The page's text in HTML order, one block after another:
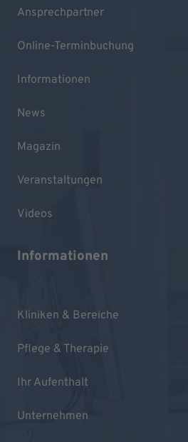
Ansprechpartner
Online-Terminbuchung
Informationen
News
Magazin
Veranstaltungen
Videos
Informationen
Kliniken & Bereiche
Pflege & Therapie
Ihr Aufenthalt
Unternehmen